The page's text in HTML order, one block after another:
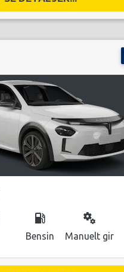
local_gas_station
Bensin
miscellaneous_services
Manuelt gir